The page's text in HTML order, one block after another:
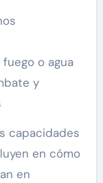
o agua
y
capacidades
en cómo
en